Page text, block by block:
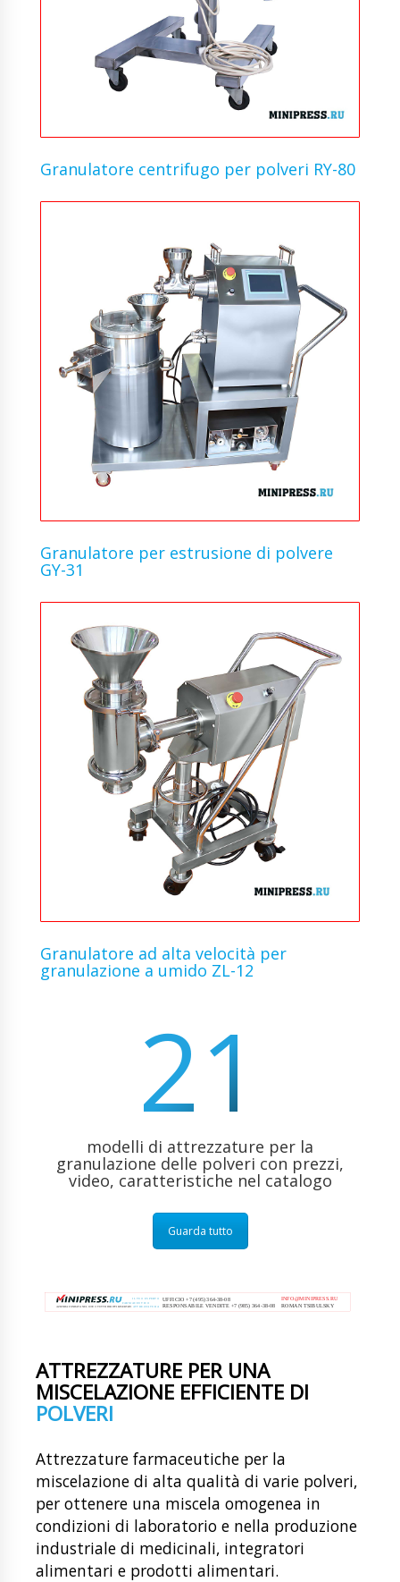
Granulatore centrifugo per polveri RY-80
Granulatore per estrusione di polvere
GY-31
Granulatore ad alta velocità per
granulazione a umido ZL-12
21
modelli di attrezzature per la
granulazione delle polveri con prezzi,
video, caratteristiche nel catalogo
Guarda tutto
ATTREZZATURE PER UNA
MISCELAZIONE EFFICIENTE DI
POLVERI
Attrezzature farmaceutiche per la
miscelazione di alta qualità di varie polveri,
per ottenere una miscela omogenea in
condizioni di laboratorio e nella produzione
industriale di medicinali, integratori
alimentari e prodotti alimentari.